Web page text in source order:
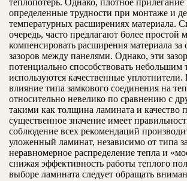
теплопотерь. Однако, плотное прилегание
определенные трудности при монтаже и
температурных расширениях материала.
очередь, часто предлагают более простой
компенсировать расширения материала за
зазоров между панелями. Однако, эти
потенциально способствовать небольшим
используются качественные
влияние типа замкового соединения на
относительно невелико по сравнению с
такими как толщина ламината и качество
существенное значение имеет
соблюдение всех рекомендаций
уложенный ламинат, независимо от типа
неравномерное распределение тепла и
снижая эффективность работы теплого
выборе ламината следует обращать